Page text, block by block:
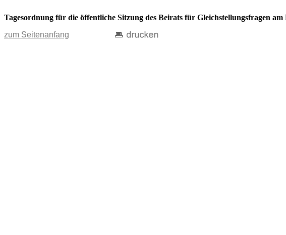
Tagesordnung für die öffentliche Sitzung des Beirats für Gleichstellungsfragen
zum Seitenanfang